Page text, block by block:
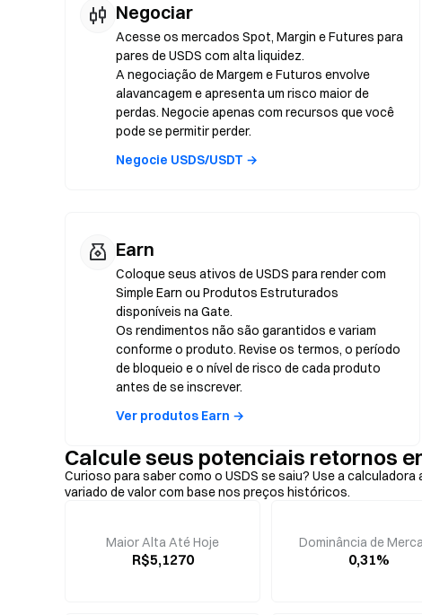
Negociar
Acesse os mercados Spot, Margin e Futures para
pares de USDS com alta liquidez.
A negociação de Margem e Futuros envolve
alavancagem e apresenta um risco maior de
perdas. Negocie apenas com recursos que você
pode se permitir perder.
Negocie USDS/USDT →
Earn
Coloque seus ativos de USDS para render com
Simple Earn ou Produtos Estruturados
disponíveis na Gate.
Os rendimentos não são garantidos e variam
conforme o produto. Revise os termos, o período
de bloqueio e o nível de risco de cada produto
antes de se inscrever.
Ver produtos Earn →
Calcule seus potenciais retornos
Curioso para saber como o USDS se saiu? Use a
variado de valor com base nos preços históricos.
Maior Alta Até Hoje
R$5,1270
Dominância de
0,31%